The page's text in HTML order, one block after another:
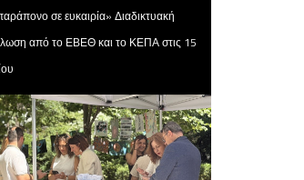
σε ευκαιρία» Διαδικτυακή
από το ΕΒΕΘ και το ΚΕΠΑ στις 15